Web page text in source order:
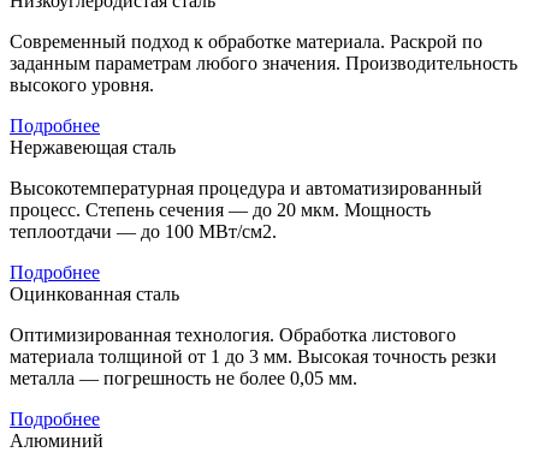
Современный подход к обработке материала. Раскрой по
заданным параметрам любого значения. Производительность
высокого уровня.
Подробнее
Нержавеющая сталь
Высокотемпературная процедура и автоматизированный
процесс. Степень сечения — до 20 мкм. Мощность
теплоотдачи — до 100 МВт/см2.
Подробнее
Оцинкованная сталь
Оптимизированная технология. Обработка листового
материала толщиной от 1 до 3 мм. Высокая точность резки
металла — погрешность не более 0,05 мм.
Подробнее
Алюминий